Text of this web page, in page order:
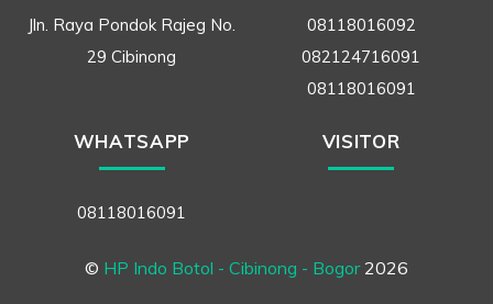
Jln. Raya Pondok Rajeg No.
29 Cibinong
08118016092
082124716091
08118016091
WHATSAPP
08118016091
VISITOR
© HP Indo Botol - Cibinong - Bogor2026